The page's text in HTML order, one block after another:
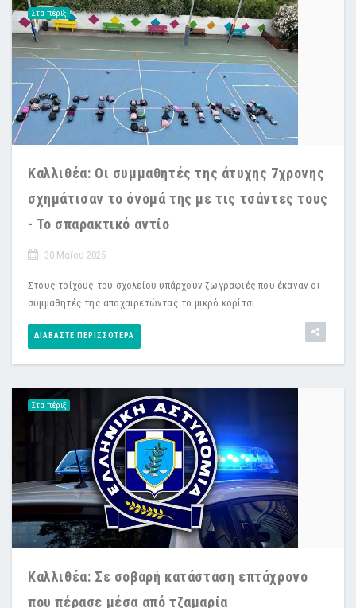
Στα πέριξ
Καλλιθέα: Οι συμμαθητές της άτυχης 7χρονης
σχημάτισαν το όνομά της με τις τσάντες τους
- Το σπαρακτικό αντίο
30 Μαϊου 2025
Στους τοίχους του σχολείου υπάρχουν ζωγραφιές που έκαναν οι
συμμαθητές της αποχαιρετώντας το μικρό κορίτσι
ΔΙΑΒΆΣΤΕ ΠΕΡΙΣΣΌΤΕΡΑ
Στα πέριξ
Καλλιθέα: Σε σοβαρή κατάσταση επτάχρονο
που πέρασε μέσα από τζαμαρία